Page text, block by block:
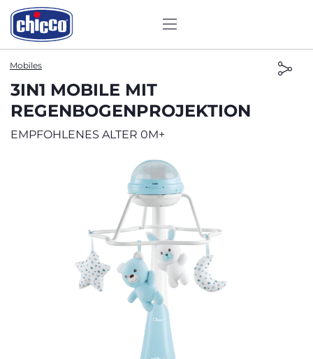
Mobiles
3IN1 MOBILE MIT
REGENBOGENPROJEKTION
EMPFOHLENES ALTER 0M+